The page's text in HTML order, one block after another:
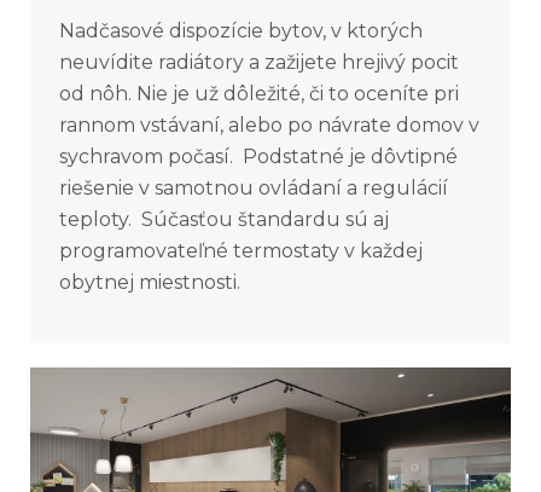
Nadčasové dispozície bytov, v ktorých
neuvídite radiátory a zažijete hrejivý pocit
od nôh. Nie je už dôležité, či to oceníte pri
rannom vstávaní, alebo po návrate domov v
sychravom počasí. Podstatné je dôvtipné
riešenie v samotnou ovládaní a regulácií
teploty. Súčasťou štandardu sú aj
programovateľné termostaty v každej
obytnej miestnosti.